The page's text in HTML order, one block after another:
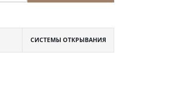
СИСТЕМЫ ОТКРЫВАНИЯ